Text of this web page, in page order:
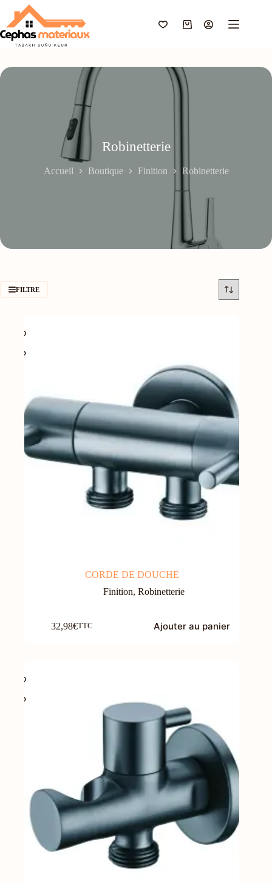
contenu
Panier
Robinetterie
Accueil Boutique Finition Robinetterie
FILTRE
CORDE DE DOUCHE
Finition,Robinetterie
32,98€TTC Ajouter au panier